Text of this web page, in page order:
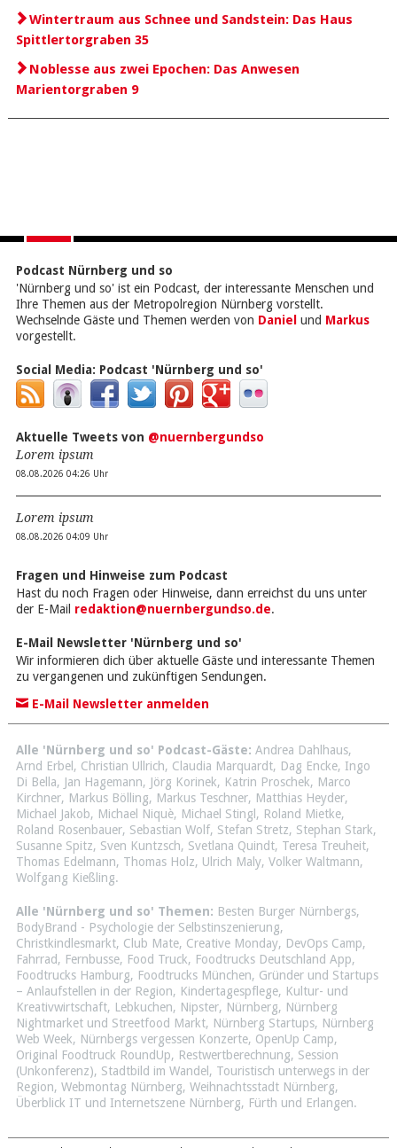
Wintertraum aus Schnee und Sandstein: Das Haus
Spittlertorgraben 35
Noblesse aus zwei Epochen: Das Anwesen
Marientorgraben 9
Podcast Nürnberg und so
'Nürnberg und so' ist ein Podcast, der interessante Menschen und
Ihre Themen aus der Metropolregion Nürnberg vorstellt.
Wechselnde Gäste und Themen werden von Daniel und Markus
vorgestellt.
Social Media: Podcast 'Nürnberg und so'
Aktuelle Tweets von @nuernbergundso
Lorem ipsum
08.08.2026 04:26 Uhr
Lorem ipsum
08.08.2026 04:09 Uhr
Fragen und Hinweise zum Podcast
Hast du noch Fragen oder Hinweise, dann erreichst du uns unter
der E-Mail redaktion@nuernbergundso.de.
E-Mail Newsletter 'Nürnberg und so'
Wir informieren dich über aktuelle Gäste und interessante Themen
zu vergangenen und zukünftigen Sendungen.
E-Mail Newsletter anmelden
Alle 'Nürnberg und so' Podcast-Gäste: Andrea Dahlhaus,
Arnd Erbel , Christian Ullrich, Claudia Marquardt, Dag Encke, Ingo
Di Bella, Jan Hagemann, Jörg Korinek, Katrin Proschek, Marco
Kirchner, Markus Bölling, Markus Teschner, Matthias Heyder,
Michael Jakob, Michael Niquè, Michael Stingl , Roland Mietke,
Roland Rosenbauer, Sebastian Wolf, Stefan Stretz, Stephan Stark,
Susanne Spitz, Sven Kuntzsch, Svetlana Quindt, Teresa Treuheit,
Thomas Edelmann, Thomas Holz, Ulrich Maly, Volker Waltmann,
Wolfgang Kießling.
Alle 'Nürnberg und so' Themen: Besten Burger Nürnbergs,
BodyBrand - Psychologie der Selbstinszenierung,
Christkindlesmarkt, Club Mate, Creative Monday, DevOps Camp,
Fahrrad, Fernbusse, Food Truck, Foodtrucks Deutschland App,
Foodtrucks Hamburg, Foodtrucks München, Gründer und Startups
– Anlaufstellen in der Region, Kindertagespflege, Kultur- und
Kreativwirtschaft, Lebkuchen, Nipster, Nürnberg, Nürnberg
Nightmarket und Streetfood Markt, Nürnberg Startups, Nürnberg
Web Week, Nürnbergs vergessen Konzerte, OpenUp Camp,
Original Foodtruck RoundUp, Restwertberechnung, Session
(Unkonferenz), Stadtbild im Wandel , Touristisch unterwegs in der
Region, Webmontag Nürnberg, Weihnachtsstadt Nürnberg,
Überblick IT und Internetszene Nürnberg, Fürth und Erlangen.